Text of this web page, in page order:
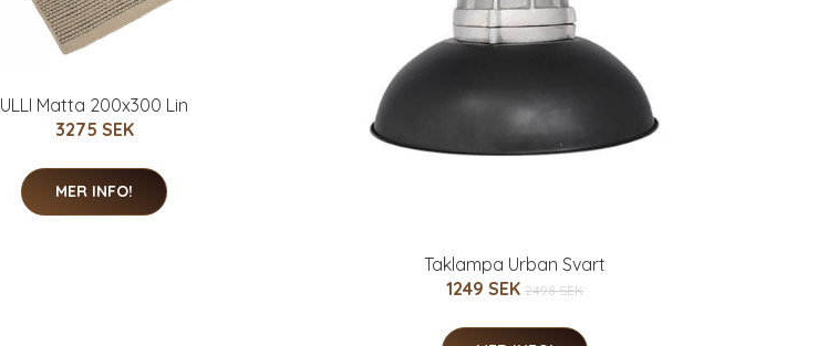
ULLI Matta 200x300 Lin
3275 SEK
MER INFO!
Taklampa Urban Svart
1249 SEK 2498 SEK